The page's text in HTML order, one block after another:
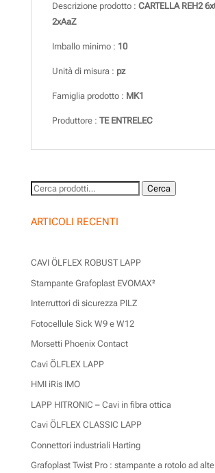
Descrizione prodotto : CARTELLA REH2
2xAaZ
Imballo minimo : 10
Unità di misura : pz
Famiglia prodotto : MK1
Produttore : TE ENTRELEC
Cerca: Cerca
ARTICOLI RECENTI
CAVI ÖLFLEX ROBUST LAPP
Stampante Grafoplast EVOMAX²
Interruttori di sicurezza PILZ
Fotocellule Sick W9 e W12
Morsetti Phoenix Contact
Cavi ÖLFLEX LAPP
HMI iRis IMO
LAPP HITRONIC – Cavi in fibra ottica
Cavi ÖLFLEX CLASSIC LAPP
Connettori industriali Harting
Grafoplast Twist Pro : stampante a rotolo ad